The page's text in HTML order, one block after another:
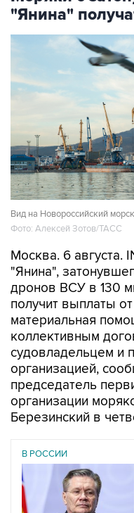
"Янина"
Вид на Новороссийский
Фото: Алексей Зотов/ТАСС
Москва. 6 августа.
"Янина",
дронов ВСУ в 130
получит выплаты
материальная
коллективным
судовладельцем и
организацией,
председатель
организации
Березинский в
В РОССИИ